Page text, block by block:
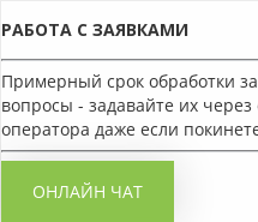
РАБОТА С ЗАЯВКАМИ
Примерный срок обработки
вопросы - задавайте их
оператора даже если
ОНЛАЙН ЧАТ